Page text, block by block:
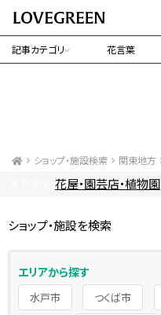
記事カテゴリ 花言葉
ショップ・施設検索 関東地方
花屋・園芸店・植物園
ショップ・施設を検索
エリアから探す
水戸市 つくば市